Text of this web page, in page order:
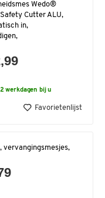
Wedo®
Cutter ALU,
in,
werkdagen bij u
Favorietenlijst
vervangingsmesjes,